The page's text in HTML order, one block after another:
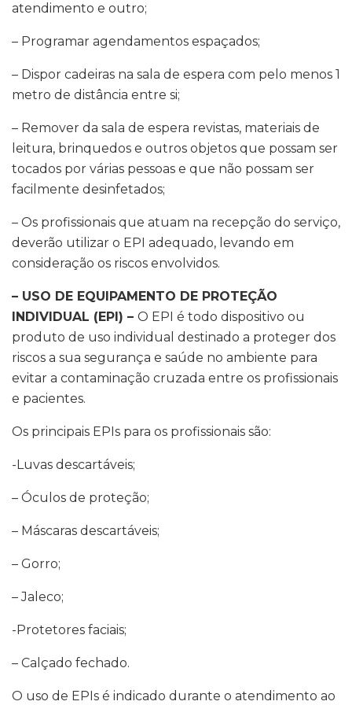
atendimento e outro;
– Programar agendamentos espaçados;
– Dispor cadeiras na sala de espera com pelo menos 1
metro de distância entre si;
– Remover da sala de espera revistas, materiais de
leitura, brinquedos e outros objetos que possam ser
tocados por várias pessoas e que não possam ser
facilmente desinfetados;
– Os profissionais que atuam na recepção do serviço,
deverão utilizar o EPI adequado, levando em
consideração os riscos envolvidos.
– USO DE EQUIPAMENTO DE PROTEÇÃO
INDIVIDUAL (EPI) – O EPI é todo dispositivo ou
produto de uso individual destinado a proteger dos
riscos a sua segurança e saúde no ambiente para
evitar a contaminação cruzada entre os profissionais
e pacientes.
Os principais EPIs para os profissionais são:
-Luvas descartáveis;
– Óculos de proteção;
– Máscaras descartáveis;
– Gorro;
– Jaleco;
-Protetores faciais;
– Calçado fechado.
O uso de EPIs é indicado durante o atendimento ao